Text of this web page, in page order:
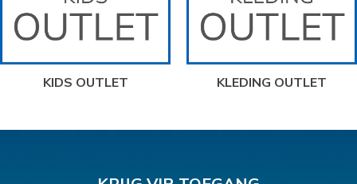
KIDS OUTLET KLEDING OUTLET